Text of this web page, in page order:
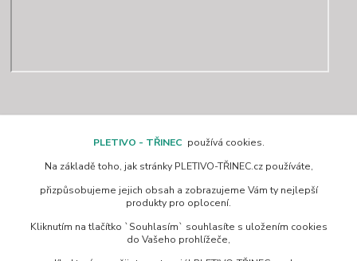
www.pletivo-trinec.cz
Raszka Petr
+420 725 944 049
Denně 10.00–21.00 hod
PLETIVO - TŘINEC používá cookies.
Na základě toho, jak stránky PLETIVO-TŘINEC.cz používáte,
přizpůsobujeme jejich obsah a zobrazujeme Vám ty nejlepší
produkty pro oplocení.
Kliknutím na tlačítko `Souhlasím` souhlasíte s uložením cookies
do Vašeho prohlížeče,